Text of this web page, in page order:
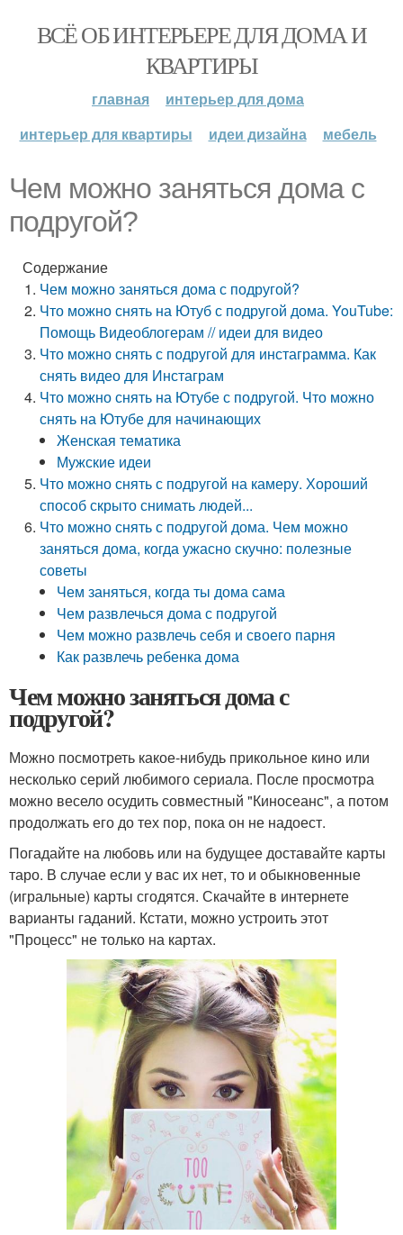
ВСЁ ОБ ИНТЕРЬЕРЕ ДЛЯ ДОМА И
КВАРТИРЫ
главная
интерьер для дома
интерьер для квартиры
идеи дизайна мебель
Чем можно заняться дома с
подругой?
Содержание
Чем можно заняться дома с подругой?
Что можно снять на Ютуб с подругой дома. YouTube:
Помощь Видеоблогерам // идеи для видео
Что можно снять с подругой для инстаграмма. Как
снять видео для Инстаграм
Что можно снять на Ютубе с подругой. Что можно
снять на Ютубе для начинающих
Женская тематика
Мужские идеи
Что можно снять с подругой на камеру. Хороший
способ скрыто снимать людей...
Что можно снять с подругой дома. Чем можно
заняться дома, когда ужасно скучно: полезные
советы
Чем заняться, когда ты дома сама
Чем развлечься дома с подругой
Чем можно развлечь себя и своего парня
Как развлечь ребенка дома
Чем можно заняться дома с
подругой?
Можно посмотреть какое-нибудь прикольное кино или
несколько серий любимого сериала. После просмотра
можно весело осудить совместный "Киносеанс", а потом
продолжать его до тех пор, пока он не надоест.
Погадайте на любовь или на будущее доставайте карты
таро. В случае если у вас их нет, то и обыкновенные
(игральные) карты сгодятся. Скачайте в интернете
варианты гаданий. Кстати, можно устроить этот
"Процесс" не только на картах.